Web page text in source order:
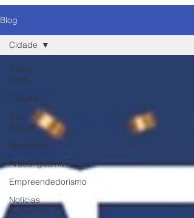
Blog
Todos
posts
Cidade
São
Roque
Mairinque
Aracariguama
Empreendedorismo
Notícias
do mundo
Cidade